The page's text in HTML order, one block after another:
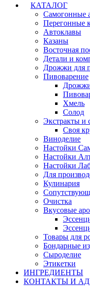
КАТАЛОГ
Самогонные
Перегонные
Автоклавы
Казаны
Восточная
Детали и
Дрожжи для
Пивоварение
Хмель
Солод
Экстракты и
Своя
Виноделие
Настойки
Настойки
Настойки
Для
Кулинария
Очистка
Вкусовые
Товары для
Бондарные
Cыроделие
Этикетки
ИНГРЕДИЕНТЫ
КОНТАКТЫ И